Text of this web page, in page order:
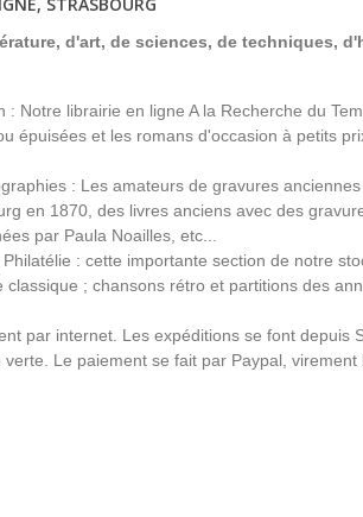
d'art, de sciences, de techniques,
: Notre librairie en ligne A la Recherche du
épuisées et les romans d'occasion à petits
: Les amateurs de gravures
en 1870, des livres anciens avec des
par Paula Noailles, etc...
: cette importante section de notre
classique ; chansons rétro et partitions des
par internet. Les expéditions se font depuis
Le paiement se fait par Paypal,